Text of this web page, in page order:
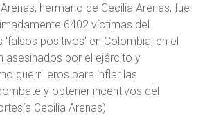
hermano de Cecilia Arenas, fue
6402 víctimas del
'falsos positivos' en Colombia, en el
asesinados por el ejército y
guerrilleros para inflar las
y obtener incentivos del
Cecilia Arenas)